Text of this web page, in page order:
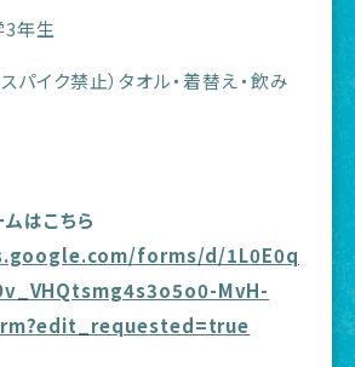
3年生
パイク禁止）タオル・着替え・飲み
はこちら
forms/d/1L0E0q
MvH-